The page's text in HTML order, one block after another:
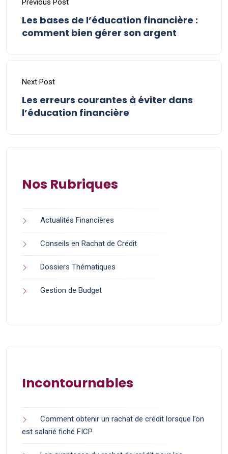
Previous Post
Les bases de l’éducation financière :
comment bien gérer son argent
Next Post
Les erreurs courantes à éviter dans
l’éducation financière
Nos Rubriques
Actualités Financières
Conseils en Rachat de Crédit
Dossiers Thématiques
Gestion de Budget
Incontournables
Comment obtenir un rachat de crédit lorsque l’on
est salarié fiché FICP